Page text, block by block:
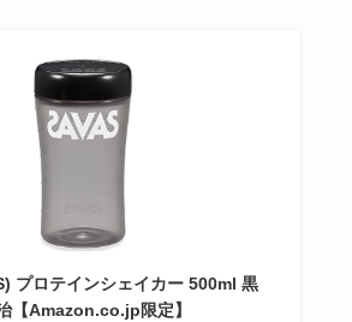
プロテインシェイカー 500ml 黒
【Amazon.co.jp限定】